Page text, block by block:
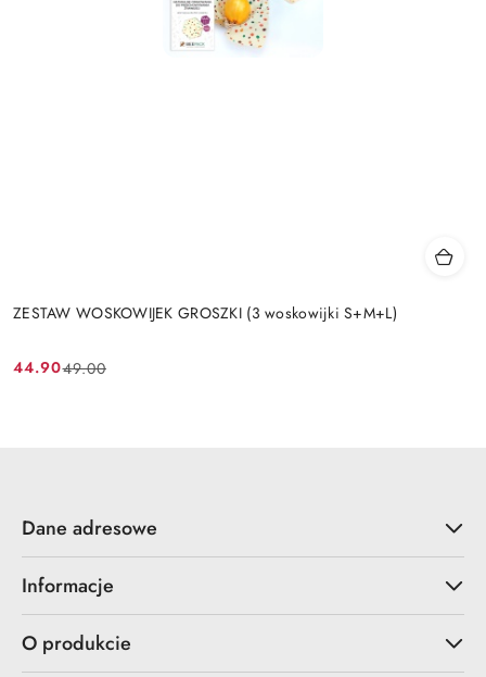
ZESTAW WOSKOWIJEK GROSZKI (3 woskowijki S+M+L)
Cena
44.90
Cena
49.00
Dane adresowe
Informacje
O produkcie